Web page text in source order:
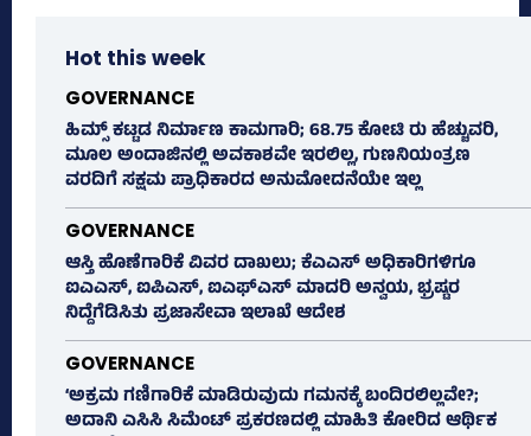
Hot this week
GOVERNANCE
ಹಿಮ್ಸ್‌ ಕಟ್ಟಡ ನಿರ್ಮಾಣ ಕಾಮಗಾರಿ; 68.75 ಕೋಟಿ ರು ಹೆಚ್ಚುವರಿ,
ಮೂಲ ಅಂದಾಜಿನಲ್ಲಿ ಅವಕಾಶವೇ ಇರಲಿಲ್ಲ, ಗುಣನಿಯಂತ್ರಣ
ವರದಿಗೆ ಸಕ್ಷಮ ಪ್ರಾಧಿಕಾರದ ಅನುಮೋದನೆಯೇ ಇಲ್ಲ
GOVERNANCE
ಆಸ್ತಿ ಹೊಣೆಗಾರಿಕೆ ವಿವರ ದಾಖಲು; ಕೆಎಎಸ್ ಅಧಿಕಾರಿಗಳಿಗೂ
ಐಎಎಸ್‌, ಐಪಿಎಸ್‌, ಐಎಫ್‌ಎಸ್‌ ಮಾದರಿ ಅನ್ವಯ, ಭ್ರಷ್ಟರ
ನಿದ್ದೆಗೆಡಿಸಿತು ಪ್ರಜಾಸೇವಾ ಇಲಾಖೆ ಆದೇಶ
GOVERNANCE
‘ಅಕ್ರಮ ಗಣಿಗಾರಿಕೆ ಮಾಡಿರುವುದು ಗಮನಕ್ಕೆ ಬಂದಿರಲಿಲ್ಲವೇ?;
ಅದಾನಿ ಎಸಿಸಿ ಸಿಮೆಂಟ್ ಪ್ರಕರಣದಲ್ಲಿ ಮಾಹಿತಿ ಕೋರಿದ ಆರ್ಥಿಕ